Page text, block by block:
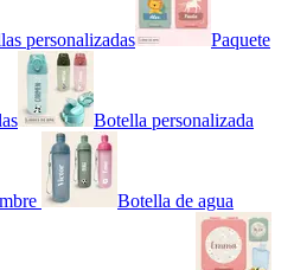
personalizadas Paquete
Botella personalizada
Botella de agua